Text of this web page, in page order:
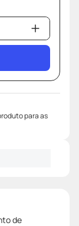
para as
de